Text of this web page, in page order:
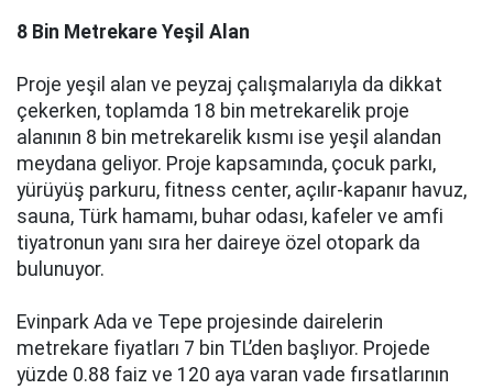
8 Bin Metrekare Yeşil Alan
Proje yeşil alan ve peyzaj çalışmalarıyla da dikkat
çekerken, toplamda 18 bin metrekarelik proje
alanının 8 bin metrekarelik kısmı ise yeşil alandan
meydana geliyor. Proje kapsamında, çocuk parkı,
yürüyüş parkuru, fitness center, açılır-kapanır havuz,
sauna, Türk hamamı, buhar odası, kafeler ve amfi
tiyatronun yanı sıra her daireye özel otopark da
bulunuyor.
Evinpark Ada ve Tepe projesinde dairelerin
metrekare fiyatları 7 bin TL’den başlıyor. Projede
yüzde 0.88 faiz ve 120 aya varan vade fırsatlarının